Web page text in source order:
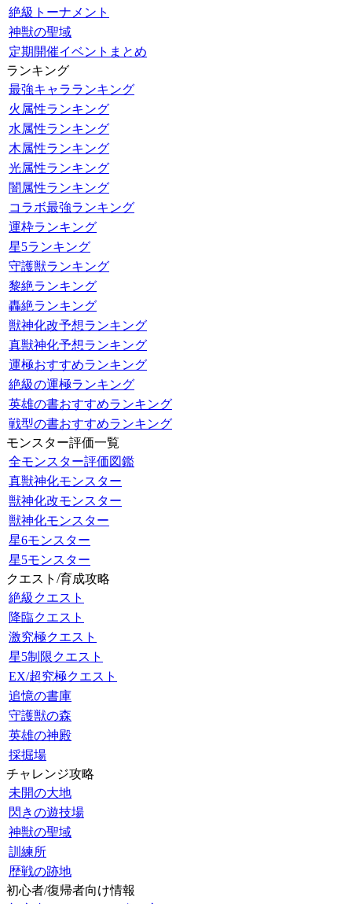
絶級トーナメント
神獣の聖域
定期開催イベントまとめ
ランキング
最強キャラランキング
火属性ランキング
水属性ランキング
木属性ランキング
光属性ランキング
闇属性ランキング
コラボ最強ランキング
運枠ランキング
星5ランキング
守護獣ランキング
黎絶ランキング
轟絶ランキング
獣神化改予想ランキング
真獣神化予想ランキング
運極おすすめランキング
絶級の運極ランキング
英雄の書おすすめランキング
戦型の書おすすめランキング
モンスター評価一覧
全モンスター評価図鑑
真獣神化モンスター
獣神化改モンスター
獣神化モンスター
星6モンスター
星5モンスター
クエスト/育成攻略
絶級クエスト
降臨クエスト
激究極クエスト
星5制限クエスト
EX/超究極クエスト
追憶の書庫
守護獣の森
英雄の神殿
採掘場
チャレンジ攻略
未開の大地
閃きの遊技場
神獣の聖域
訓練所
歴戦の跡地
初心者/復帰者向け情報